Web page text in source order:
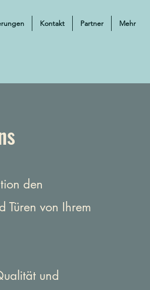
Kontakt Partner Mehr
den
Türen von Ihrem
und